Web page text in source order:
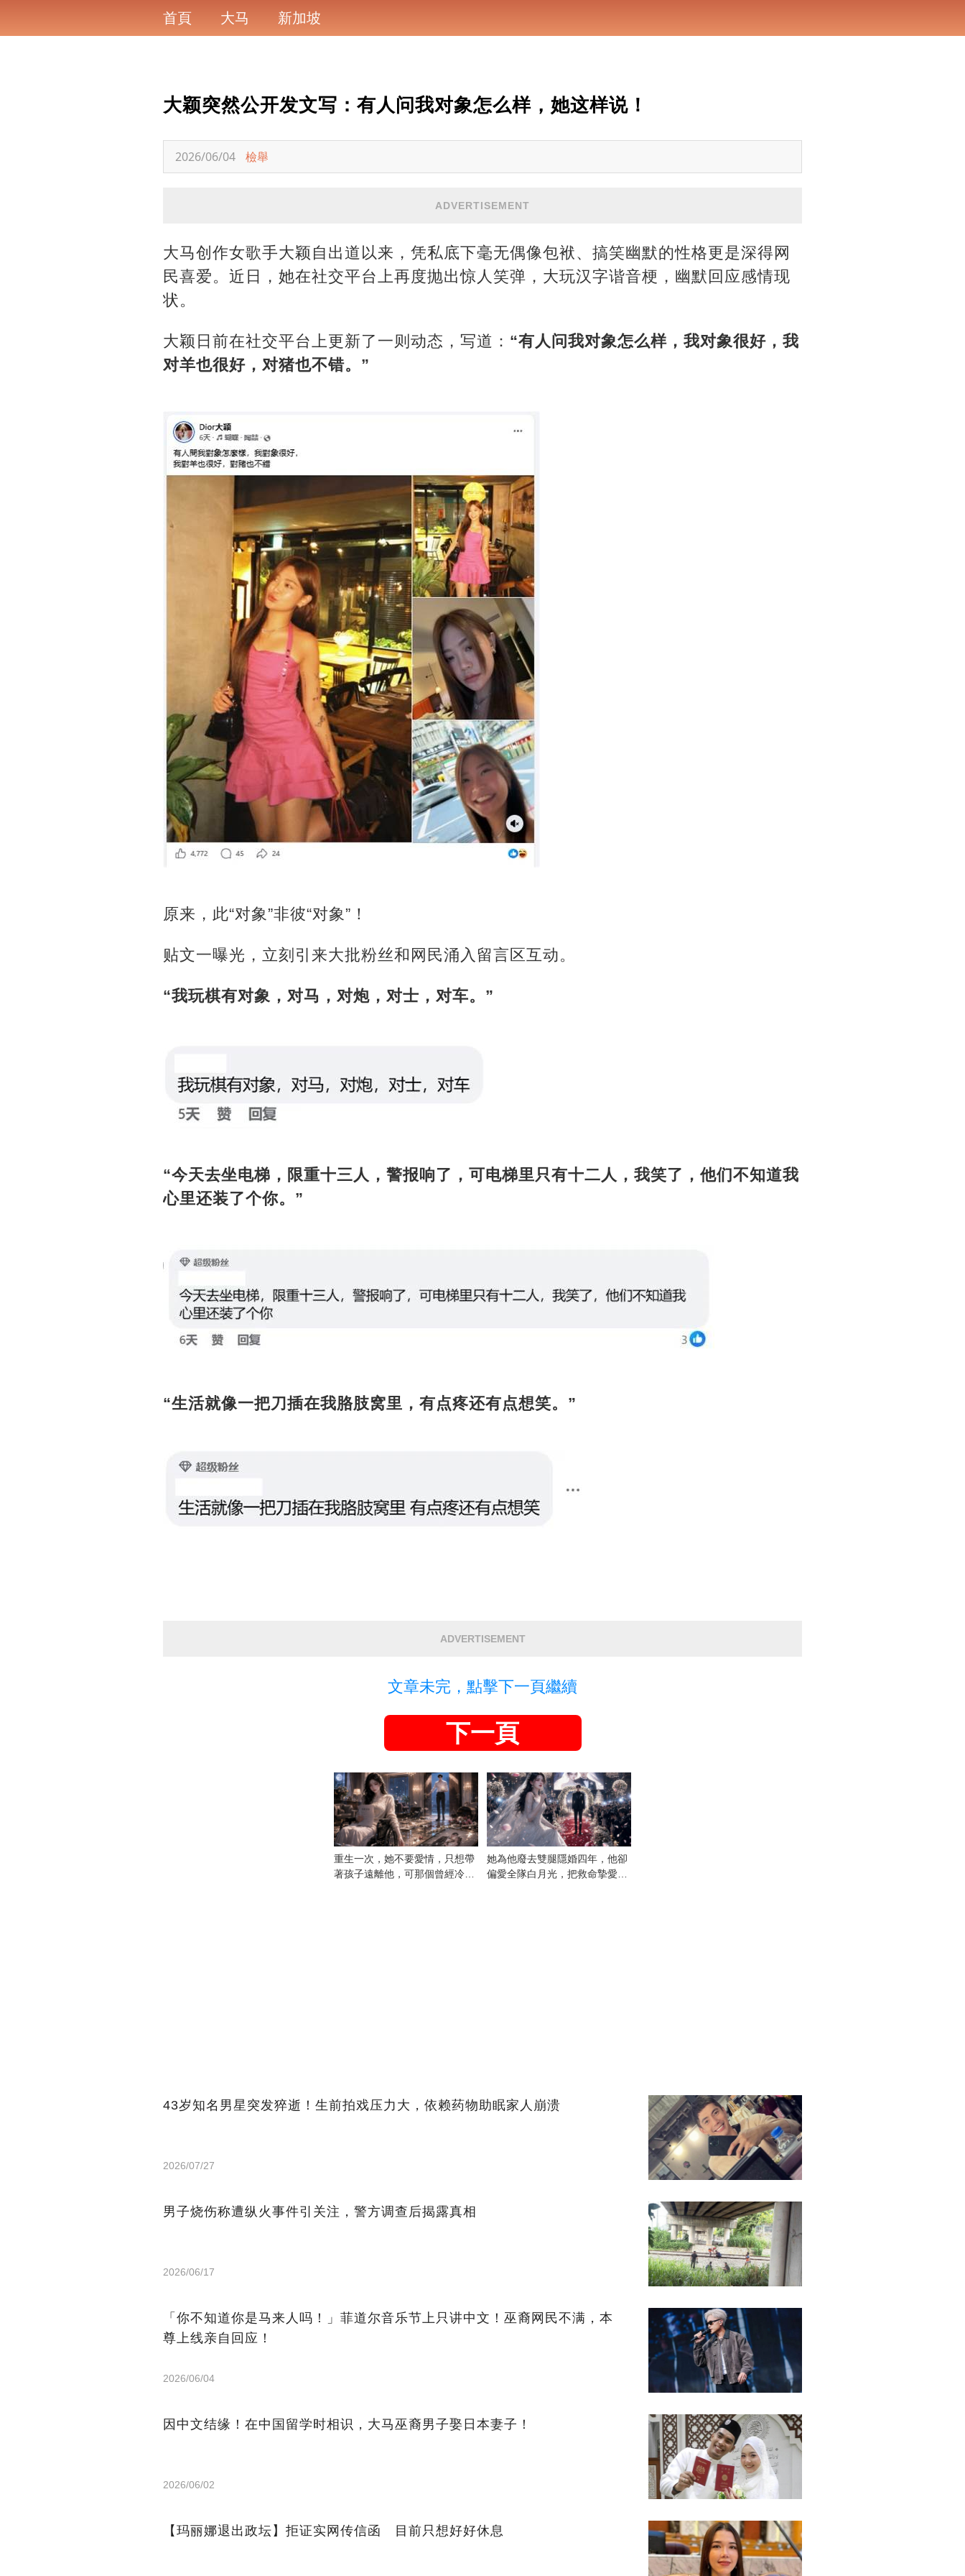
首頁 大马 新加坡
大颖突然公开发文写：有人问我对象怎么样，她这样说！
2026/06/04 檢舉
ADVERTISEMENT
大马创作女歌手大颖自出道以来，凭私底下毫无偶像包袱、搞笑幽默的性格更是深得网
民喜爱。近日，她在社交平台上再度抛出惊人笑弹，大玩汉字谐音梗，幽默回应感情现
状。
大颖日前在社交平台上更新了一则动态，写道： “有人问我对象怎么样，我对象很好，我
对羊也很好，对猪也不错。”
原来，此“对象”非彼“对象”！
贴文一曝光，立刻引来大批粉丝和网民涌入留言区互动。
“我玩棋有对象，对马，对炮，对士，对车。”
“今天去坐电梯，限重十三人，警报响了，可电梯里只有十二人，我笑了，他们不知道我
心里还装了个你。”
“生活就像一把刀插在我胳肢窝里，有点疼还有点想笑。”
ADVERTISEMENT
文章未完，點擊下一頁繼續
下一頁
重生一次，她不要愛情，只想帶
著孩子遠離他，可那個曾經冷漠
她為他廢去雙腿隱婚四年，他卻
偏愛全隊白月光，把救命摯愛當
43岁知名男星突发猝逝！生前拍戏压力大，依赖药物助眠家人崩溃
2026/07/27
男子烧伤称遭纵火事件引关注，警方调查后揭露真相
2026/06/17
「你不知道你是马来人吗！」菲道尔音乐节上只讲中文！巫裔网民不满，本
尊上线亲自回应！
2026/06/04
因中文结缘！在中国留学时相识，大马巫裔男子娶日本妻子！
2026/06/02
【玛丽娜退出政坛】拒证实网传信函 目前只想好好休息